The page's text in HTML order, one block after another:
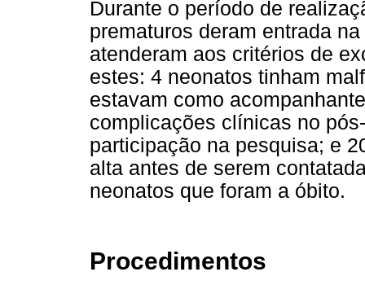
Durante o período de
prematuros deram entrada
atenderam aos critérios de
estes: 4 neonatos tinham
estavam como
complicações clínicas no
participação na pesquisa; e
alta antes de serem
neonatos que foram a óbito.
Procedimentos